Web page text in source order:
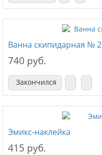
Ванна скипидарная № 2
740 руб.
Закончился
Эмикс-наклейка
415 руб.